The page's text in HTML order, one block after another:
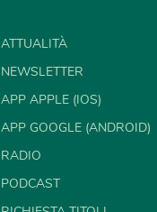
ATTUALITÀ
NEWSLETTER
APP APPLE (IOS)
APP GOOGLE (ANDROID)
RADIO
PODCAST